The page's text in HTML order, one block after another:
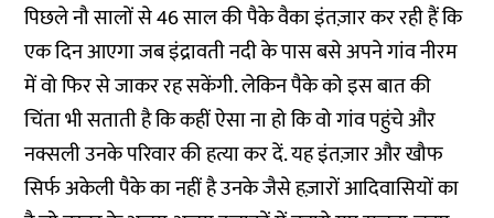
पिछले नौ सालों से 46 साल की पैके वैका इंतज़ार कर रही हैं कि
एक दिन आएगा जब इंद्रावती नदी के पास बसे अपने गांव नीरम
में वो फिर से जाकर रह सकेंगी. लेकिन पैके को इस बात की
चिंता भी सताती है कि कहीं ऐसा ना हो कि वो गांव पहुंचे और
नक्सली उनके परिवार की हत्या कर दें. यह इंतज़ार और खौफ
सिर्फ अकेली पैके का नहीं है उनके जैसे हज़ारों आदिवासियों का